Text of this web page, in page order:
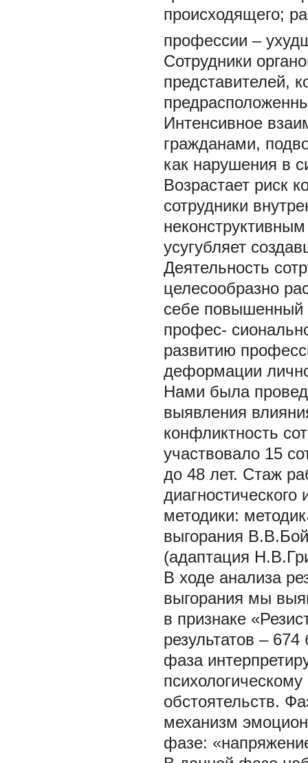
происходящего;
профессии –
Сотрудники
представителей,
Интенсивное
гражданами,
как нарушения в
Возрастает риск
сотрудники
усугубляет
Деятельность
целесообразно
себе повышенный
профес-
развитию
деформации
Нами была
выявления
конфликтность
участвовало 15
до 48 лет. Стаж
методики:
выгорания
(адаптация
В ходе анализа
выгорания мы
в признаке
результатов –
фаза
обстоятельств.
механизм
фазе: